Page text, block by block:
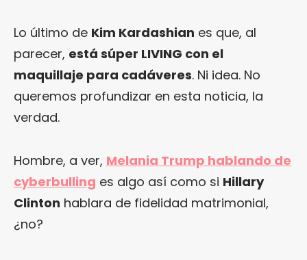
Lo último de Kim Kardashian es que, al
parecer, está súper LIVING con el
maquillaje para cadáveres. Ni idea. No
queremos profundizar en esta noticia, la
verdad.
Hombre, a ver, Melania Trump hablando de
cyberbulling es algo así como si Hillary
Clinton hablara de fidelidad matrimonial,
¿no?